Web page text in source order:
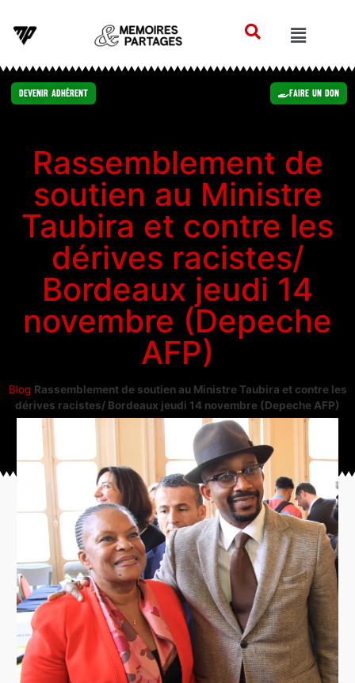
Devenir Adhérent Faire un Don
Rassemblement de
soutien au Ministre
Taubira et contre les
dérives racistes/
Bordeaux jeudi 14
novembre (Depeche
AFP)
Blog Rassemblement de soutien au Ministre Taubira et contre les
dérives racistes/ Bordeaux jeudi 14 novembre (Depeche AFP)